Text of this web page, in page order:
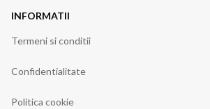
INFORMATII
Termeni si conditii
Confidentialitate
Politica cookie